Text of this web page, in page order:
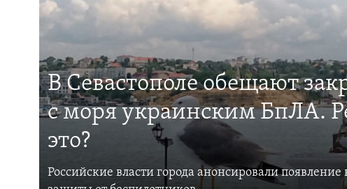
В Севастополе обещают
с моря украинским БпЛА.
это?
Российские власти города анонсировали